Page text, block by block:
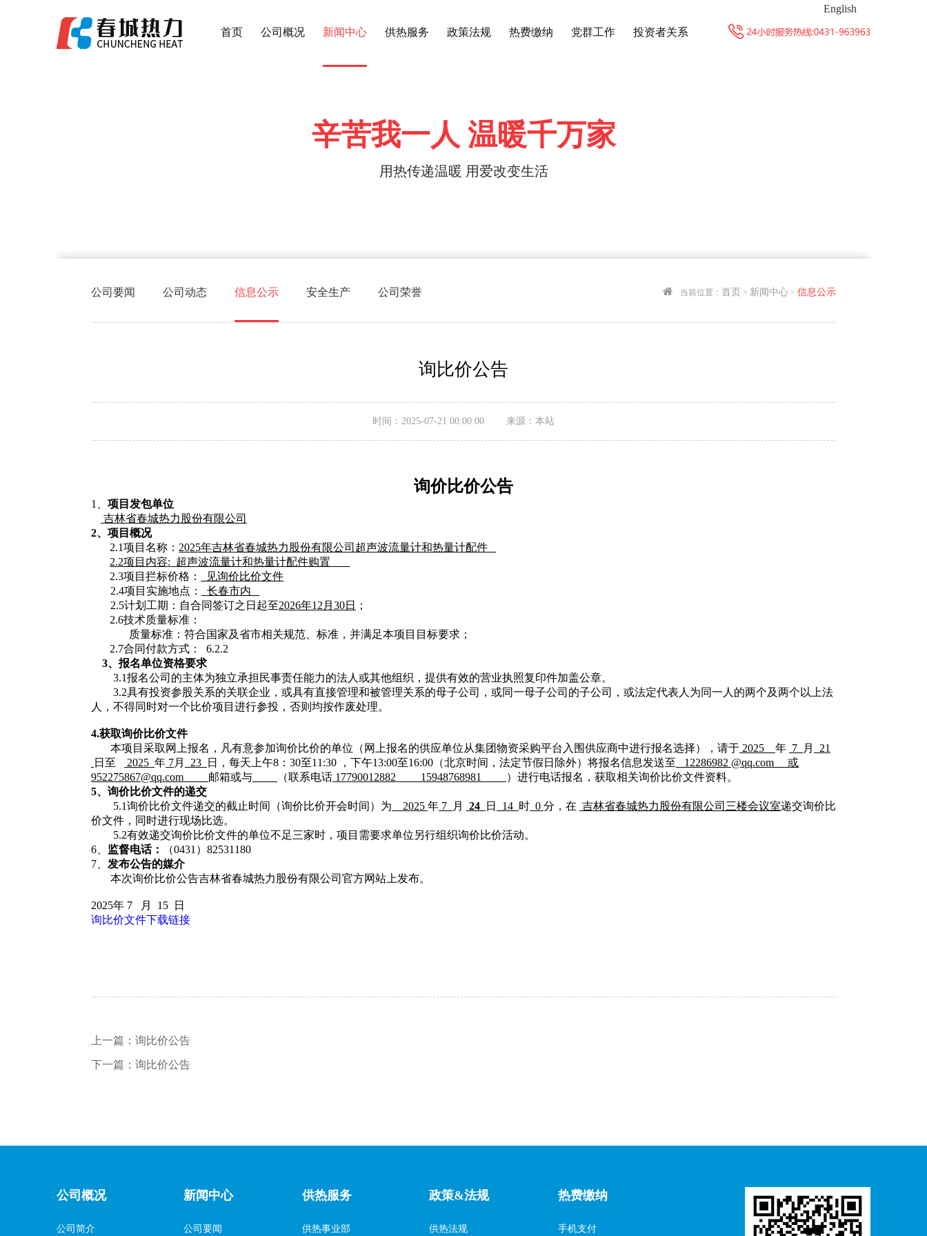
首页 公司概况 新闻中心 供热服务 政策法规 热费缴纳 党群工作 投资者关系
English
辛苦我一人 温暖千万家
用热传递温暖 用爱改变生活
公司要闻 公司动态 信息公示 安全生产 公司荣誉 当前位置： 首页 > 新闻中心 > 信息公示
询比价公告
时间：2025-07-21 00:00:00 来源：本站
询价比价公告
1、 项目发包单位
吉林省春城热力股份有限公司
2、项目概况
2.1项目名称： 2025年吉林省春城热力股份有限公司 超声波流量计和热量计配件
2.2项目 内容: 超声波流量计和热量计配件购置
2.3项目拦标价格：
见询价比价文件
2.4项目实施地点：
长春市内
2.5计划工期：自合同签订之日起至2026年12月30日
；
2.6技术质量标准：
质量标准：符合国家及省市相关规范、标准，并满足本项目目标要求；
2.7合同付款方式： 6.2.2
3、 报名单位资格要求
3.1报名公司的主体为独立承担民事责任能力的法人或其他组织，提供有效的营业执照复印件加盖公章。
3.2具有投资参股关系的关联企业，或具有直接管理和被管理关系的母子公司，或同一母子公司的子公司，或法定代表人为同一人的两个及两个以上法
人，不得同时对一个比价项目进行参投，否则均按作废处理。
4.获取询价比价文件
本项目采取网上报名，凡有意参加询价比价的单位（网上报名的供应单位从集团物资采购平台入围供应商中进行报名选择），请于 2025 年 7 月
21
日至
2025 年 7月 23 日 ，每天上午8： 30至11:30 ，下午13:00至16:00（北京时间，法定节假日除外）将报名信息发送至 12286982 @qq.com
或
952275867@qq.com 邮箱或与 （联系电话 17790012882 15948768981
）进行电话报名，获取相关询价比价文件资料。
5、 询价比价文件的递交
5.1询价比价文件递交的截止时间（询价比价开会时间）为
2025 年 7 月 24 日 14 时 0 分， 在 吉林省春城热力股份有限公司三楼会议室递交询价比
价文件，同时进行现场比选。
5.2有效递交询价比价文件的单位不足三家时，项目需要求单位另行组织询价比价活动。
6、 监督电话： （0431）82531180
7、 发布公告的媒介
本次询价比价公告吉林省春城热力股份有限公司官方网站上发布。
2025年 7 月 15 日
询比价文件下载链接
上一篇： 询比价公告
下一篇： 询比价公告
公司概况
公司简介
新闻中心
公司要闻
供热服务
供热事业部
政策&法规
供热法规
热费缴纳
手机支付